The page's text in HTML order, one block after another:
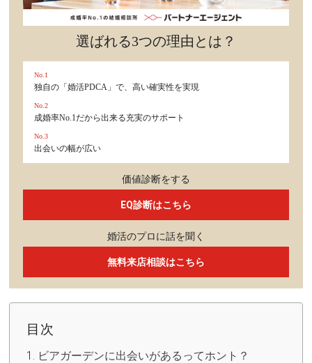
選ばれる3つの理由とは？
No.1
独自の「婚活PDCA」で、高い確実性を実現
No.2
成婚率No.1だから出来る充実のサポート
No.3
出会いの幅が広い
価値診断をする
EQ診断はこちら
婚活のプロに話を聞く
無料来店相談はこちら
目次
ビアガーデンに出会いがあるってホント？